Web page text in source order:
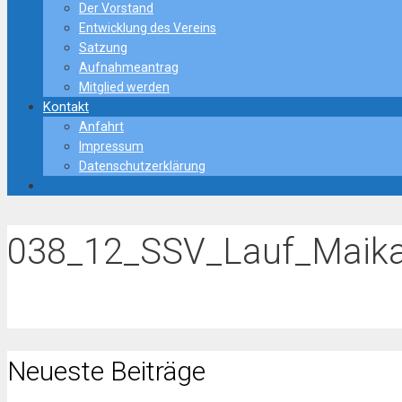
Der Vorstand
Entwicklung des Vereins
Satzung
Aufnahmeantrag
Mitglied werden
Kontakt
Anfahrt
Impressum
Datenschutzerklärung
Neueste Beiträge